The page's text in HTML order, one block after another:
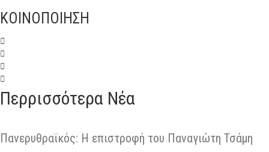
ΚΟΙΝΟΠΟΙΗΣΗ
Περρισσότερα Νέα
Πανερυθραϊκός: Η επιστροφή του Παναγιώτη Τσάμη